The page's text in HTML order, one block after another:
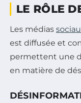
LE RÔLE
Les médias
est diffusée et
permettent une
en matière de